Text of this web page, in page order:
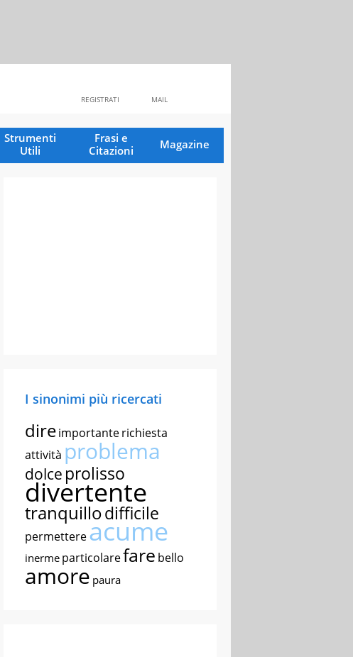
MAIL
REGISTRATI
Strumenti
Utili
Frasi e
Citazioni
Magazine
I sinonimi più ricercati
direimportanterichiesta
attività problema
dolce prolisso
divertente
tranquillodifficile
permettereacume
inerme particolarefare bello
amore paura